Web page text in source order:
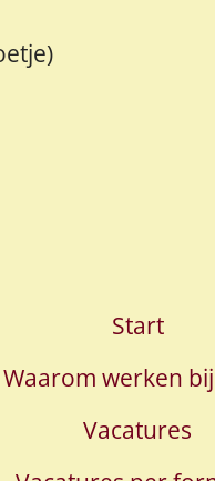
Start
Waarom werken bij
Vacatures